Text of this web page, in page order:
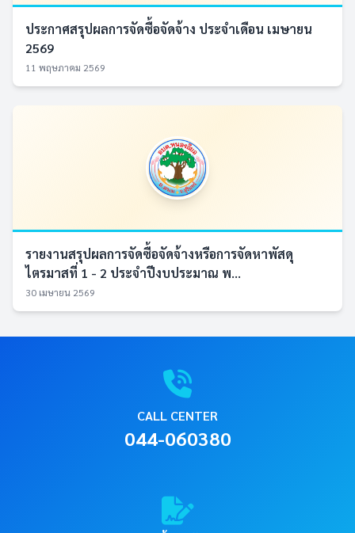
ประกาศสรุปผลการจัดซื้อจัดจ้าง ประจำเดือน เมษายน
2569
11 พฤษภาคม 2569
รายงานสรุปผลการจัดซื้อจัดจ้างหรือการจัดหาพัสดุ
ไตรมาสที่ 1 - 2 ประจำปีงบประมาณ พ...
30 เมษายน 2569
CALL CENTER
044-060380